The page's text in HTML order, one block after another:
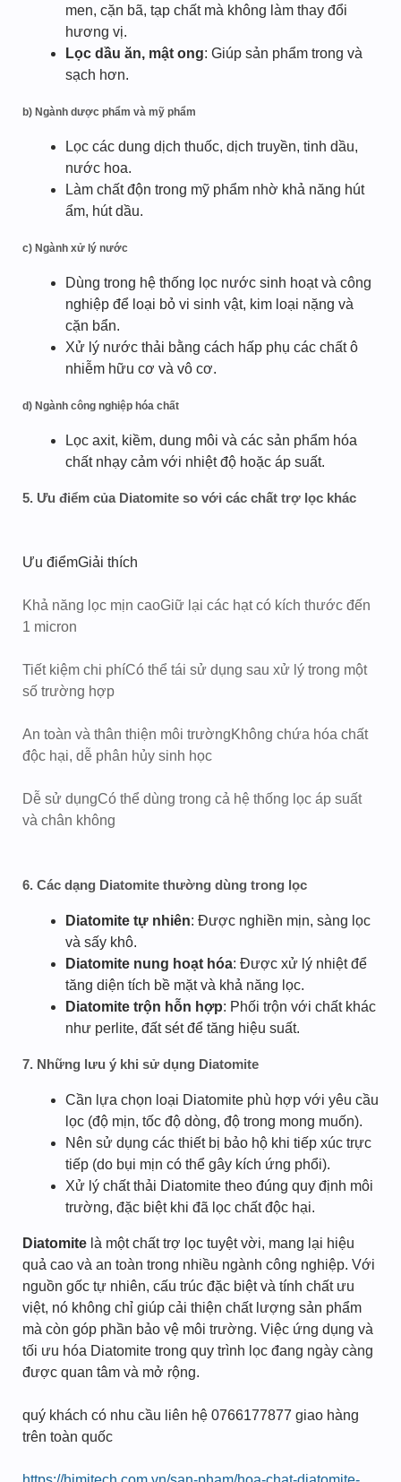
men, cặn bã, tạp chất mà không làm thay đổi
hương vị.
Lọc dầu ăn, mật ong: Giúp sản phẩm trong và
sạch hơn.
b) Ngành dược phẩm và mỹ phẩm
Lọc các dung dịch thuốc, dịch truyền, tinh dầu,
nước hoa.
Làm chất độn trong mỹ phẩm nhờ khả năng hút
ẩm, hút dầu.
c) Ngành xử lý nước
Dùng trong hệ thống lọc nước sinh hoạt và công
nghiệp để loại bỏ vi sinh vật, kim loại nặng và
cặn bẩn.
Xử lý nước thải bằng cách hấp phụ các chất ô
nhiễm hữu cơ và vô cơ.
d) Ngành công nghiệp hóa chất
Lọc axit, kiềm, dung môi và các sản phẩm hóa
chất nhạy cảm với nhiệt độ hoặc áp suất.
5. Ưu điểm của Diatomite so với các chất trợ lọc khác
Ưu điểmGiải thích
Khả năng lọc mịn caoGiữ lại các hạt có kích thước đến
1 micron
Tiết kiệm chi phíCó thể tái sử dụng sau xử lý trong một
số trường hợp
An toàn và thân thiện môi trườngKhông chứa hóa chất
độc hại, dễ phân hủy sinh học
Dễ sử dụngCó thể dùng trong cả hệ thống lọc áp suất
và chân không
6. Các dạng Diatomite thường dùng trong lọc
Diatomite tự nhiên: Được nghiền mịn, sàng lọc
và sấy khô.
Diatomite nung hoạt hóa: Được xử lý nhiệt để
tăng diện tích bề mặt và khả năng lọc.
Diatomite trộn hỗn hợp: Phối trộn với chất khác
như perlite, đất sét để tăng hiệu suất.
7. Những lưu ý khi sử dụng Diatomite
Cần lựa chọn loại Diatomite phù hợp với yêu cầu
lọc (độ mịn, tốc độ dòng, độ trong mong muốn).
Nên sử dụng các thiết bị bảo hộ khi tiếp xúc trực
tiếp (do bụi mịn có thể gây kích ứng phổi).
Xử lý chất thải Diatomite theo đúng quy định môi
trường, đặc biệt khi đã lọc chất độc hại.
Diatomite là một chất trợ lọc tuyệt vời, mang lại hiệu
quả cao và an toàn trong nhiều ngành công nghiệp. Với
nguồn gốc tự nhiên, cấu trúc đặc biệt và tính chất ưu
việt, nó không chỉ giúp cải thiện chất lượng sản phẩm
mà còn góp phần bảo vệ môi trường. Việc ứng dụng và
tối ưu hóa Diatomite trong quy trình lọc đang ngày càng
được quan tâm và mở rộng.
quý khách có nhu cầu liên hệ 0766177877 giao hàng
trên toàn quốc